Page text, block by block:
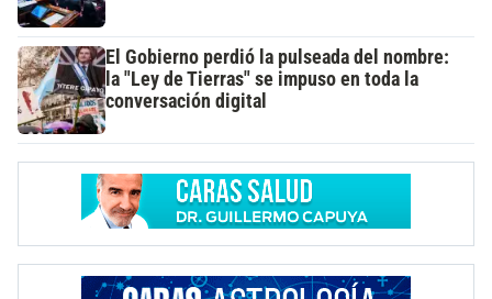
El Gobierno perdió la pulseada del nombre:
la "Ley de Tierras" se impuso en toda la
conversación digital